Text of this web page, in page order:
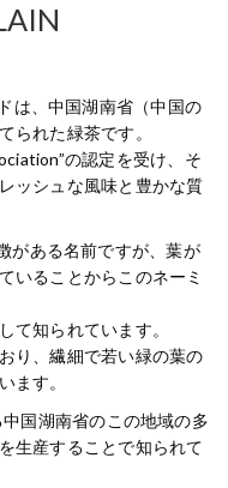
は、中国湖南省（中国の
られた緑茶です。
の認定を受け、そ
ッシュな風味と豊かな質
がある名前ですが、葉が
いることからこのネーミ
て知られています。
り、繊細で若い緑の葉の
ます。
国湖南省のこの地域の多
生産することで知られて